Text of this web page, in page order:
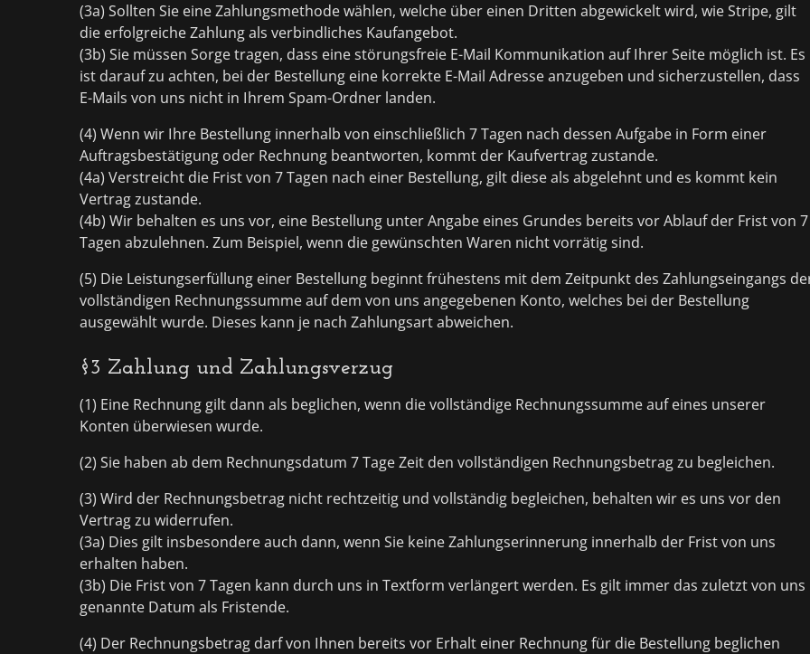
(3a) Sollten Sie eine Zahlungsmethode wählen, welche über einen Dritten abgewickelt wird, wie Stripe, gilt
die erfolgreiche Zahlung als verbindliches Kaufangebot.
(3b) Sie müssen Sorge tragen, dass eine störungsfreie E-Mail Kommunikation auf Ihrer Seite möglich ist. Es
ist darauf zu achten, bei der Bestellung eine korrekte E-Mail Adresse anzugeben und sicherzustellen, dass
E-Mails von uns nicht in Ihrem Spam-Ordner landen.
(4) Wenn wir Ihre Bestellung innerhalb von einschließlich 7 Tagen nach dessen Aufgabe in Form einer
Auftragsbestätigung oder Rechnung beantworten, kommt der Kaufvertrag zustande.
(4a) Verstreicht die Frist von 7 Tagen nach einer Bestellung, gilt diese als abgelehnt und es kommt kein
Vertrag zustande.
(4b) Wir behalten es uns vor, eine Bestellung unter Angabe eines Grundes bereits vor Ablauf der Frist von 7
Tagen abzulehnen. Zum Beispiel, wenn die gewünschten Waren nicht vorrätig sind.
(5) Die Leistungserfüllung einer Bestellung beginnt frühestens mit dem Zeitpunkt des Zahlungseingangs
vollständigen Rechnungssumme auf dem von uns angegebenen Konto, welches bei der Bestellung
ausgewählt wurde. Dieses kann je nach Zahlungsart abweichen.
§3 Zahlung und Zahlungsverzug
(1) Eine Rechnung gilt dann als beglichen, wenn die vollständige Rechnungssumme auf eines unserer
Konten überwiesen wurde.
(2) Sie haben ab dem Rechnungsdatum 7 Tage Zeit den vollständigen Rechnungsbetrag zu begleichen.
(3) Wird der Rechnungsbetrag nicht rechtzeitig und vollständig begleichen, behalten wir es uns vor den
Vertrag zu widerrufen.
(3a) Dies gilt insbesondere auch dann, wenn Sie keine Zahlungserinnerung innerhalb der Frist von uns
erhalten haben.
(3b) Die Frist von 7 Tagen kann durch uns in Textform verlängert werden. Es gilt immer das zuletzt von uns
genannte Datum als Fristende.
(4) Der Rechnungsbetrag darf von Ihnen bereits vor Erhalt einer Rechnung für die Bestellung beglichen